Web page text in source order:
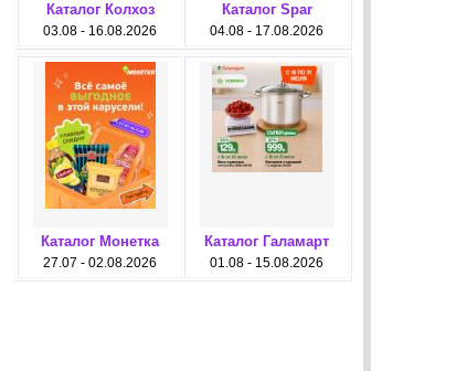
Каталог Колхоз
03.08 - 16.08.2026
Каталог Spar
04.08 - 17.08.2026
Каталог Монетка
27.07 - 02.08.2026
Каталог Галамарт
01.08 - 15.08.2026